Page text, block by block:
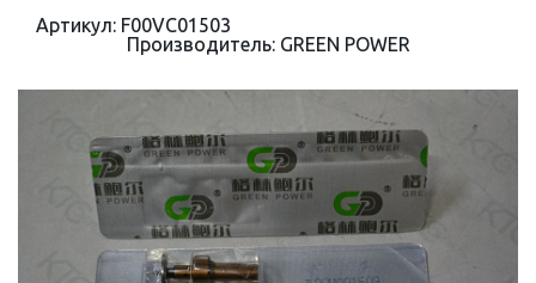
Артикул: F00VC01503
Производитель: GREEN POWER